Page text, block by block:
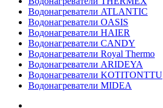
Водонагреватели ATLANTIC
Водонагреватели OASIS
Водонагреватели HAIER
Водонагреватели CANDY
Водонагреватели Royal Thermo
Водонагреватели ARIDEYA
Водонагреватели KOTITONTTU
Водонагреватели MIDEA